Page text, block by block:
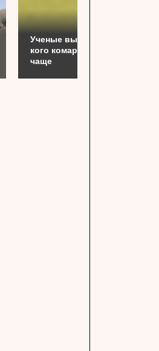
Ученые выяснили,
кого комары кусают
чаще